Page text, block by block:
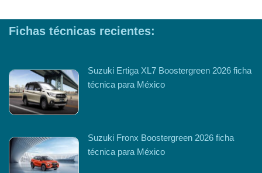
Fichas técnicas recientes:
Suzuki Ertiga XL7 Boostergreen 2026 ficha
técnica para México
Suzuki Fronx Boostergreen 2026 ficha
técnica para México